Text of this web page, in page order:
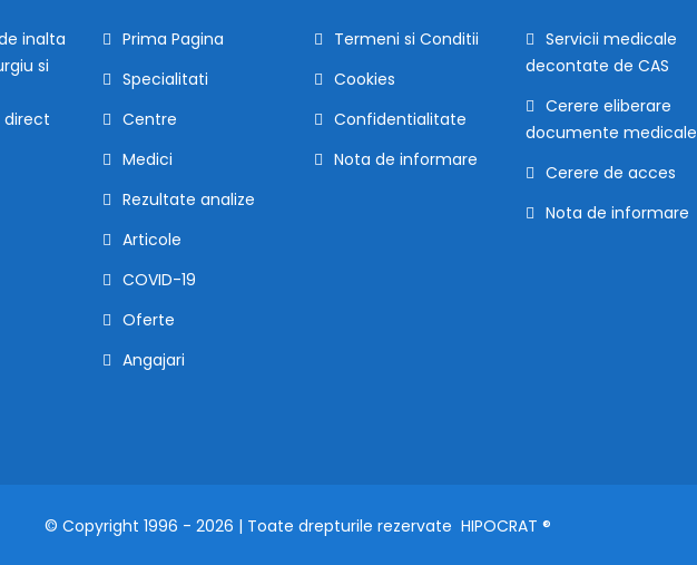
inalta
si
direct
Prima Pagina
Specialitati
Centre
Medici
Rezultate analize
Articole
COVID-19
Oferte
Angajari
Termeni si Conditii
Cookies
Confidentialitate
Nota de informare
Servicii medicale
decontate de CAS
Cerere eliberare
documente medicale
Cerere de acces
Nota de informare
© Copyright 1996 - 2026 | Toate drepturile rezervate HIPOCRAT ®